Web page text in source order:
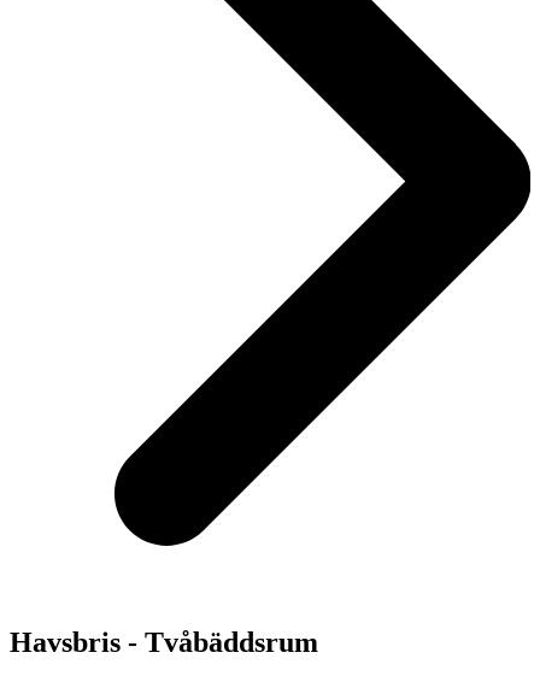
Havsbris - Tvåbäddsrum